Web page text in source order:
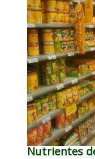
Nutrientes